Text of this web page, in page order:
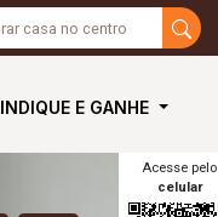
INDIQUE E GANHE
Acesse pelo
celular